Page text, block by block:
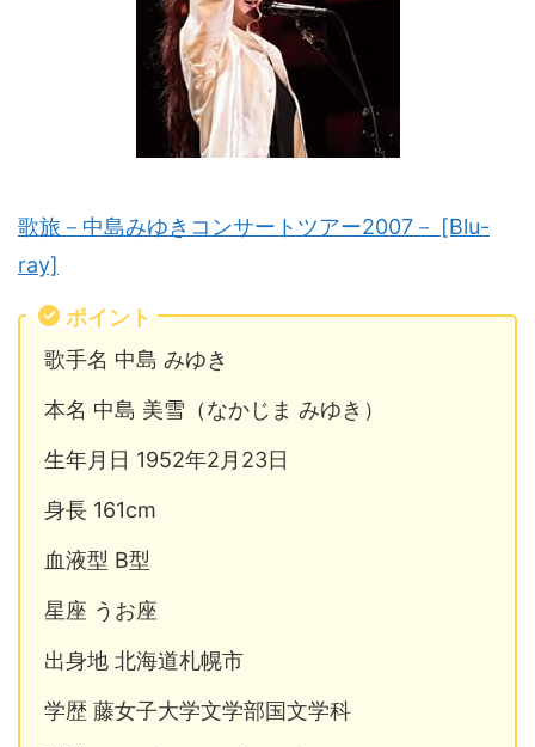
歌旅－中島みゆきコンサートツアー2007－ [Blu-
ray]
ポイント
歌手名 中島 みゆき
本名 中島 美雪（なかじま みゆき）
生年月日 1952年2月23日
身長 161cm
血液型 B型
星座 うお座
出身地 北海道札幌市
学歴 藤女子大学文学部国文学科